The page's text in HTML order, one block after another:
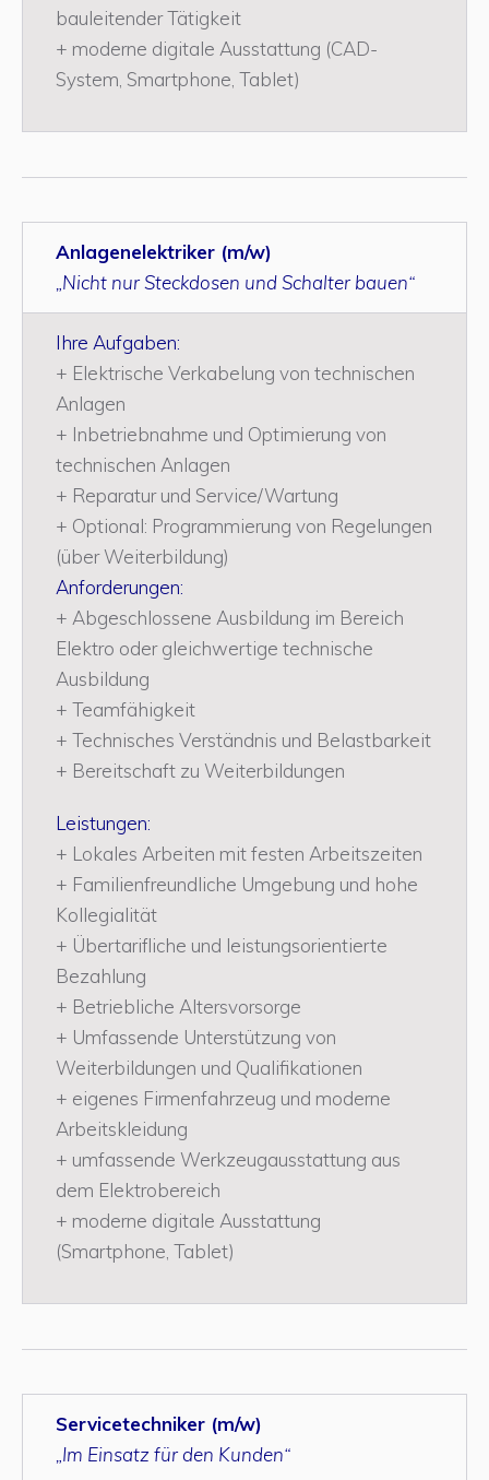
bauleitender Tätigkeit
+ moderne digitale Ausstattung (CAD-
System, Smartphone, Tablet)
Anlagenelektriker (m/w)
„Nicht nur Steckdosen und Schalter bauen“
Ihre Aufgaben:
+ Elektrische Verkabelung von technischen
Anlagen
+ Inbetriebnahme und Optimierung von
technischen Anlagen
+ Reparatur und Service/Wartung
+ Optional: Programmierung von Regelungen
(über Weiterbildung)
Anforderungen:
+ Abgeschlossene Ausbildung im Bereich
Elektro oder gleichwertige technische
Ausbildung
+ Teamfähigkeit
+ Technisches Verständnis und Belastbarkeit
+ Bereitschaft zu Weiterbildungen
Leistungen:
+ Lokales Arbeiten mit festen Arbeitszeiten
+ Familienfreundliche Umgebung und hohe
Kollegialität
+ Übertarifliche und leistungsorientierte
Bezahlung
+ Betriebliche Altersvorsorge
+ Umfassende Unterstützung von
Weiterbildungen und Qualifikationen
+ eigenes Firmenfahrzeug und moderne
Arbeitskleidung
+ umfassende Werkzeugausstattung aus
dem Elektrobereich
+ moderne digitale Ausstattung
(Smartphone, Tablet)
Servicetechniker (m/w)
„Im Einsatz für den Kunden“